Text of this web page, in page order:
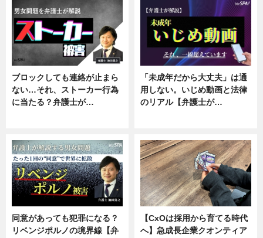
ブロックしても連絡が止まら
ない…それ、ストーカー行為
に当たる？弁護士が…
「未成年だから大丈夫」は通
用しない。いじめ動画と法律
のリアル【弁護士が…
同意があっても犯罪になる？
リベンジポルノの境界線【弁
【CxOは採用から育てる時代
へ】急成長企業クオンティア